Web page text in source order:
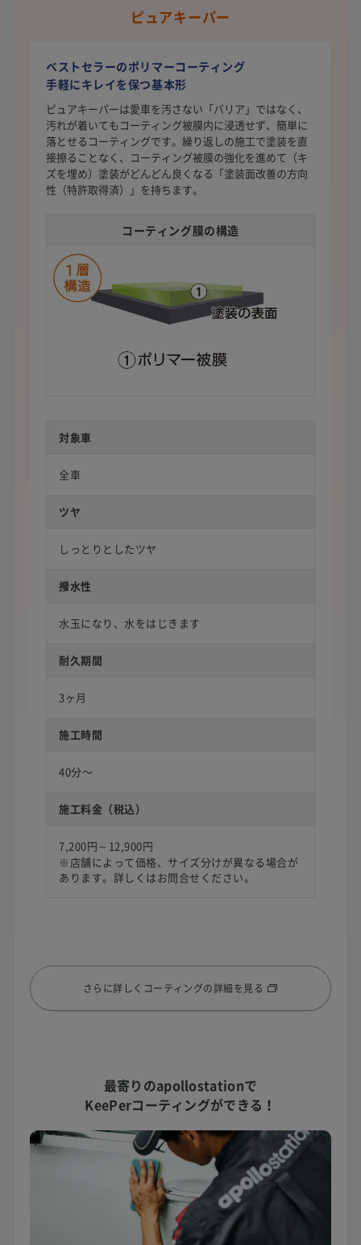
ピュアキーパー
ベストセラーのポリマーコーティング
手軽にキレイを保つ基本形
ピュアキーパーは愛車を汚さない「バリア」ではなく、
汚れが着いてもコーティング被膜内に浸透せず、簡単に
落とせるコーティングです。繰り返しの施工で塗装を直
接擦ることなく、コーティング被膜の強化を進めて（キ
ズを埋め）塗装がどんどん良くなる「塗装面改善の方向
性（特許取得済）」を持ちます。
コーティング膜の構造
対象車
全車
ツヤ
しっとりとしたツヤ
撥水性
水玉になり、水をはじきます
耐久期間
3ヶ月
施工時間
40分〜
施工料金（税込）
7,200円～12,900円
※店舗によって価格、サイズ分けが異なる場合が
あります。詳しくはお問合せください。
さらに詳しくコーティングの詳細を見る
最寄りのapollostationで
KeePerコーティングができる！